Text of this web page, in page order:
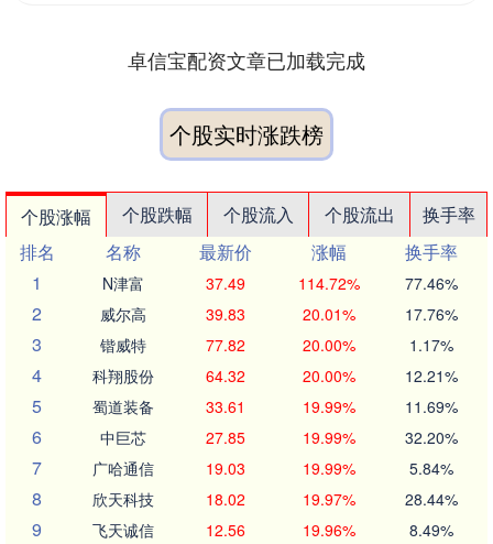
卓信宝配资文章已加载完成
个股实时涨跌榜
个股涨幅 个股跌幅 个股流入 个股流出
换手率
排名
名称 最新价 涨幅
换手率
1
N津富 37.49 114.72% 77.46%
2 威尔高 39.83 20.01% 17.76%
3 锴威特 77.82 20.00% 1.17%
4 科翔股份 64.32 20.00% 12.21%
5 蜀道装备 33.61 19.99% 11.69%
6 中巨芯 27.85 19.99% 32.20%
7 广哈通信 19.03 19.99% 5.84%
8 欣天科技 18.02 19.97% 28.44%
9 飞天诚信 12.56 19.96% 8.49%